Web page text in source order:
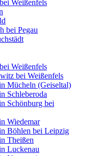
Weißenfels
bei Pegau
Weißenfels
bei Weißenfels
Mücheln (Geiseltal)
Schleberoda
Schönburg bei
Wiedemar
Böhlen bei Leipzig
Theißen
Luckenau